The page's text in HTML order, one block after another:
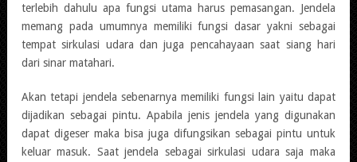
terlebih dahulu apa fungsi utama harus pemasangan. Jendela
memang pada umumnya memiliki fungsi dasar yakni sebagai
tempat sirkulasi udara dan juga pencahayaan saat siang hari
dari sinar matahari.
Akan tetapi jendela sebenarnya memiliki fungsi lain yaitu dapat
dijadikan sebagai pintu. Apabila jenis jendela yang digunakan
dapat digeser maka bisa juga difungsikan sebagai pintu untuk
keluar masuk. Saat jendela sebagai sirkulasi udara saja maka